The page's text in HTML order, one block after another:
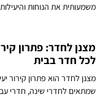
משמעותית את הנוחות
מצנן לחדר: פתרון
לכל חדר בבית
מצנן לחדר הוא פתרון קירור
שמתאים לחדרי שינה, חדרי